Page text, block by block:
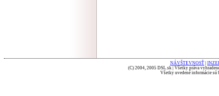
NÁVŠTEVNOSŤ
(C) 2004, 2005 DSL.sk | Všetky práva
Všetky uvedené informácie sú